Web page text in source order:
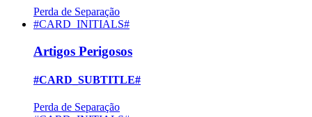
Perda de Separação
#CARD_INITIALS#
Artigos Perigosos
#CARD_SUBTITLE#
Perda de Separação